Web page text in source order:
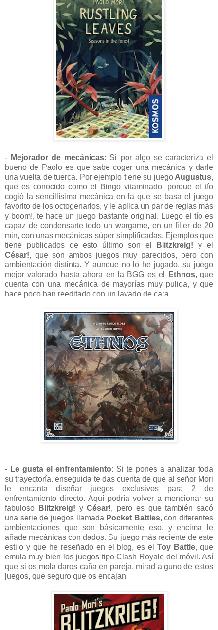
- Mejorador de mecánicas: Si por algo se caracteriza el
bueno de Paolo es que sabe coger una mecánica y darle
una vuelta de tuerca. Por ejemplo tiene su juegoAugustus,
que es conocido como el Bingo vitaminado, porque el tío
cogió la sencillísima mecánica en la que se basa el juego
favorito de los octogenarios, y le aplica un par de reglas más
y boom!, te hace un juego bastante original. Luego el tío es
capaz de condensarte todo un wargame, en un filler de 20
min, con unas mecánicas súper simplificadas. Ejemplos que
tiene publicados de esto último son el
Blitzkreig! y el
César!, que son ambos juegos muy parecidos, pero con
ambientación distinta. Y aunque no lo he jugado, su juego
mejor valorado hasta ahora en la BGG es el
Ethnos, que
cuenta con una mecánica de mayorías muy pulida, y que
hace poco han reeditado con un lavado de cara.
- Le gusta el enfrentamiento: Si te pones a analizar toda
su trayectoría, enseguida te das cuenta de que al señor Mori
le encanta diseñar juegos exclusivos para 2 de
enfrentamiento directo. Aquí podría volver a mencionar su
fabuloso
Blitzkreig! yCésar!, pero es que también sacó
una serie de juegos llamada Pocket Battles, con diferentes
ambientaciones que son básicamente eso, y encima le
añade mecánicas con dados. Su juego más reciente de este
estilo y que he reseñado en el blog, es elToy Battle, que
emula muy bien los juegos tipo Clash Royale del móvil. Así
que si os mola daros caña en pareja, mirad alguno de estos
juegos, que seguro que os encajan.